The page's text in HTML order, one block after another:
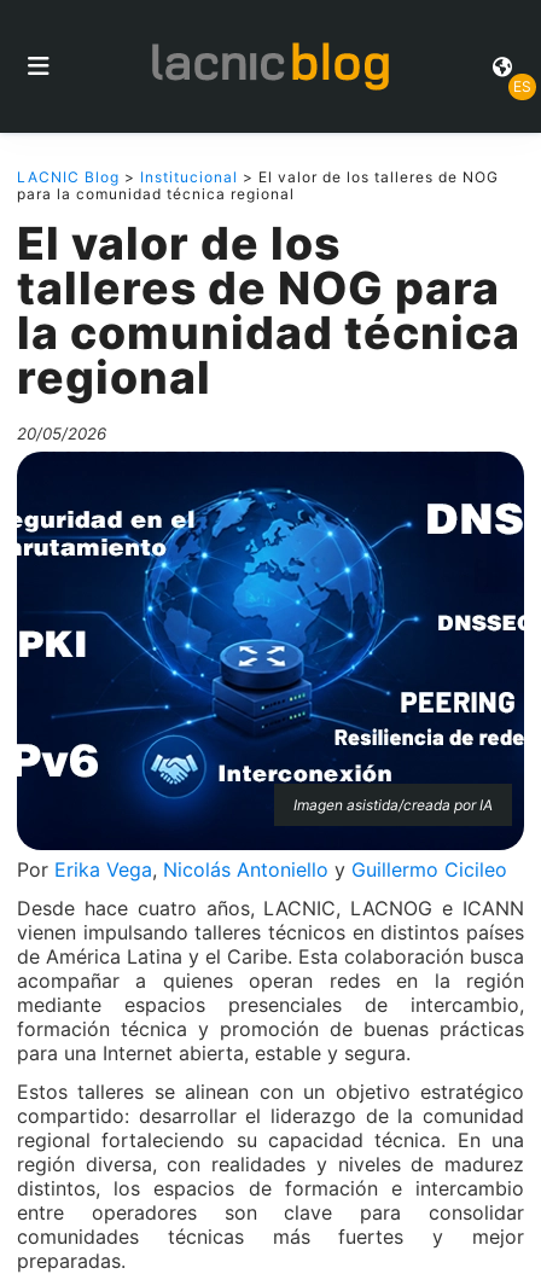
ES
LACNIC Blog > Institucional > El valor de los talleres de NOG
para la comunidad técnica regional
El valor de los
talleres de NOG para
la comunidad técnica
regional
20/05/2026
Imagen asistida/creada por IA
Por Erika Vega, Nicolás Antoniello y Guillermo Cicileo
Desde hace cuatro años, LACNIC, LACNOG e ICANN
vienen impulsando talleres técnicos en distintos países
de América Latina y el Caribe. Esta colaboración busca
acompañar a quienes operan redes en la región
mediante espacios presenciales de intercambio,
formación técnica y promoción de buenas prácticas
para una Internet abierta, estable y segura.
Estos talleres se alinean con un objetivo estratégico
compartido: desarrollar el liderazgo de la comunidad
regional fortaleciendo su capacidad técnica. En una
región diversa, con realidades y niveles de madurez
distintos, los espacios de formación e intercambio
entre operadores son clave para consolidar
comunidades técnicas más fuertes y mejor
preparadas.